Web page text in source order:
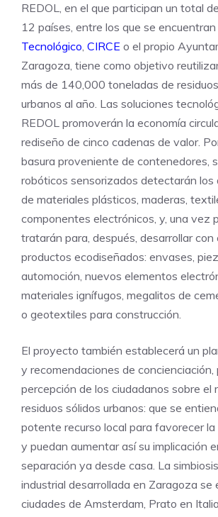
REDOL, en el que participan un total
12 países, entre los que se encuentran
Tecnológico, CIRCE o el propio
Zaragoza, tiene como objetivo
más de 140,000 toneladas de
urbanos al año. Las soluciones
REDOL promoverán la economía
rediseño de cinco cadenas de valor.
basura proveniente de contenedores,
robóticos sensorizados detectarán los
de materiales plásticos, maderas,
componentes electrónicos, y, una vez
tratarán para, después, desarrollar con
productos ecodiseñados: envases,
automoción, nuevos elementos
materiales ignífugos, megalitos de
o geotextiles para construcción.
El proyecto también establecerá un
y recomendaciones de concienciación,
percepción de los ciudadanos sobre el
residuos sólidos urbanos: que se
potente recurso local para favorecer la
y puedan aumentar así su implicación
separación ya desde casa. La
industrial desarrollada en Zaragoza se
ciudades de Amsterdam, Prato en